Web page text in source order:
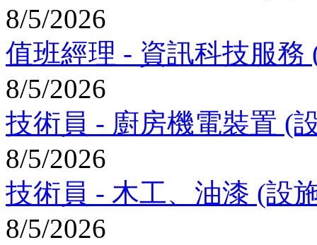
8/5/2026
值班經理 - 資訊科技服務
8/5/2026
技術員 - 廚房機電裝置 (
8/5/2026
技術員 - 木工、油漆 (設
8/5/2026